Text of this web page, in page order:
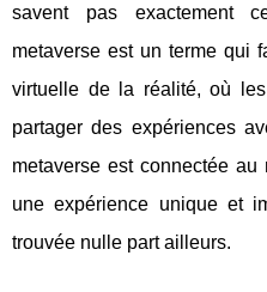
savent pas exactement
metaverse est un terme qui
virtuelle de la réalité, où
partager des expériences
metaverse est connectée
une expérience unique et
trouvée nulle part ailleurs.